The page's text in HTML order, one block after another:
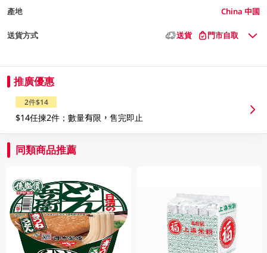
產地 China 中國
送貨方式 送貨 門市自取
推廣優惠
2件$14
$14任揀2件；數量有限，售完即止
同類商品推薦